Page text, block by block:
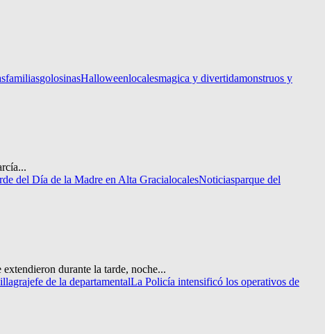
familiasgolosinasHalloweenlocalesmagica y divertidamonstruos y
del Día de la Madre en Alta GracialocalesNoticiasparque del
durante la tarde, noche...
jefe de la departamentalLa Policía intensificó los operativos de